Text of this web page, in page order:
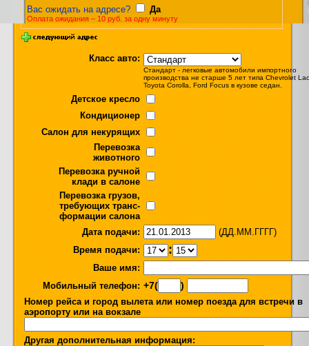
Вас ожидать на адресе?
Да
Оплата ожидания – 10 руб. за одну минуту
Класс авто:
Стандарт - легковые автомобили импортного
производства не старше 5 лет типа Chevrolet
Toyota Corolla, Ford Focus в кузове седан.
Детское кресло
Кондиционер
Салон для некурящих
Перевозка
животного
Перевозка ручной
клади в салоне
Перевозка грузов,
требующих транс-
формации салона
Дата подачи:
(ДД.ММ.ГГГГ)
Время подачи:
:
Ваше имя:
Мобильный телефон: +7( )
Номер рейса и город вылета или номер поезда для встречи в
аэропорту или на вокзале
Другая дополнительная информация: